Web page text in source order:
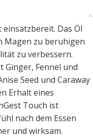
Das Öl
Magen zu beruhigen
zu verbessern.
Ginger, Fennel und
Seed und Caraway
Erhalt eines
Touch ist
nach dem Essen
und wirksam.